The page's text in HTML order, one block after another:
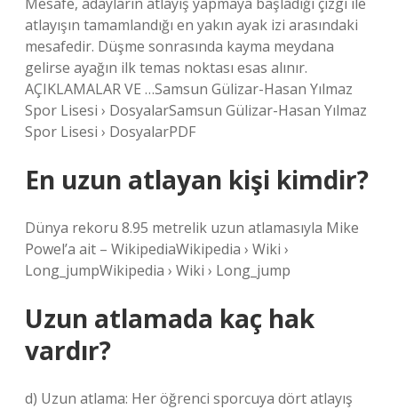
atlayışın tamamlandığı en yakın ayak izi arasındaki
mesafedir. Düşme sonrasında kayma meydana
gelirse ayağın ilk temas noktası esas alınır.
AÇIKLAMALAR VE …Samsun Gülizar-Hasan Yılmaz
Spor Lisesi › DosyalarSamsun Gülizar-Hasan Yılmaz
Spor Lisesi › DosyalarPDF
En uzun atlayan kişi kimdir?
Dünya rekoru 8.95 metrelik uzun atlamasıyla Mike
Powel’a ait – WikipediaWikipedia › Wiki ›
Long_jumpWikipedia › Wiki › Long_jump
Uzun atlamada kaç hak
vardır?
d) Uzun atlama: Her öğrenci sporcuya dört atlayış